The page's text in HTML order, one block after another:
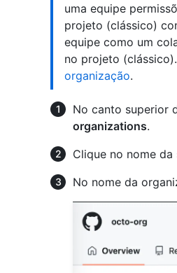
uma equipe
projeto (clássico)
equipe como um
no projeto
organização.
No canto superior
organizations.
Clique no nome
No nome da